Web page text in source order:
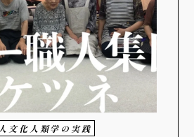
文化人類学の実践